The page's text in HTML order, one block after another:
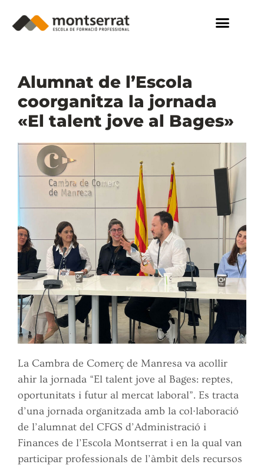
Alumnat de l’Escola
coorganitza la jornada
«El talent jove al Bages»
La Cambra de Comerç de Manresa va acollir
ahir la jornada “El talent jove al Bages: reptes,
oportunitats i futur al mercat laboral”. Es tracta
d’una jornada organitzada amb la col·laboració
de l’alumnat del CFGS d’Administració i
Finances de l’Escola Montserrat i en la qual van
participar professionals de l’àmbit dels recursos